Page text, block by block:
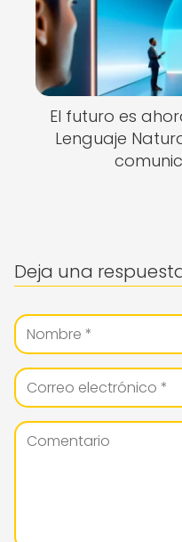
El futuro es
Lenguaje
Deja una